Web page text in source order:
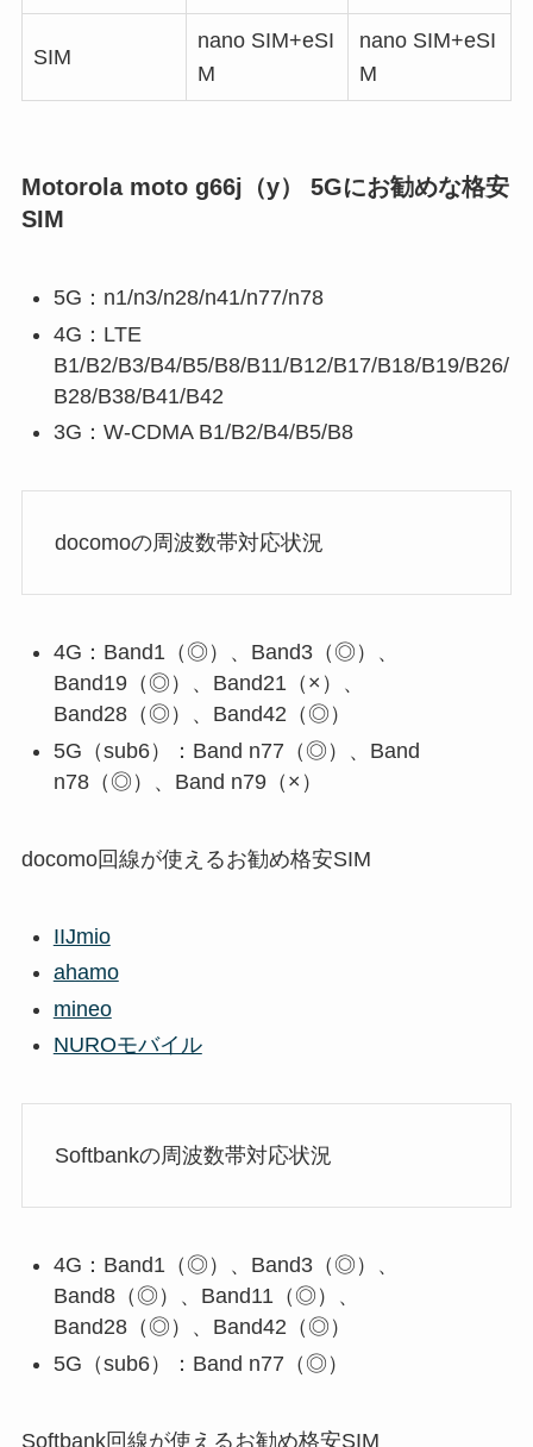
SIM
nano SIM+eSI
M
nano SIM+eSI
M
Motorola moto g66j（y） 5Gにお勧めな格安
SIM
5G：n1/n3/n28/n41/n77/n78
4G：LTE
B1/B2/B3/B4/B5/B8/B11/B12/B17/B18/B19/B26/
B28/B38/B41/B42
3G：W-CDMA B1/B2/B4/B5/B8
docomoの周波数帯対応状況
4G：Band1（◎）、Band3（◎）、
Band19（◎）、Band21（×）、
Band28（◎）、Band42（◎）
5G（sub6）：Band n77（◎）、Band
n78（◎）、Band n79（×）
docomo回線が使えるお勧め格安SIM
IIJmio
ahamo
mineo
NUROモバイル
Softbankの周波数帯対応状況
4G：Band1（◎）、Band3（◎）、
Band8（◎）、Band11（◎）、
Band28（◎）、Band42（◎）
5G（sub6）：Band n77（◎）
Softbank回線が使えるお勧め格安SIM